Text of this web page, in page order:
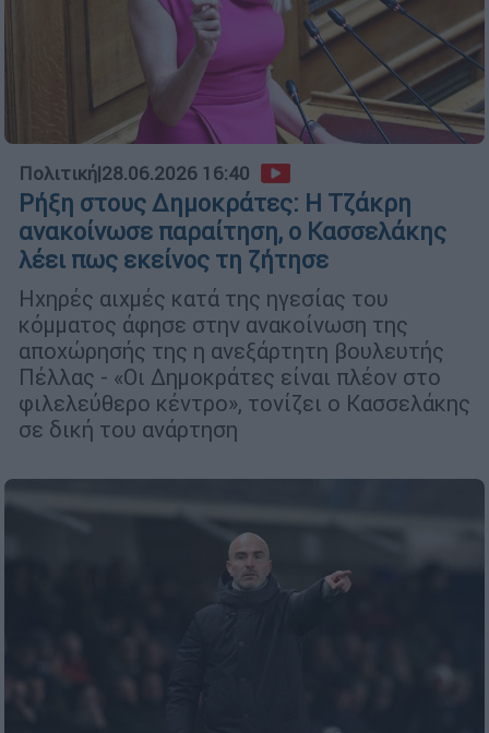
Πολιτική|28.06.2026 16:40
Ρήξη στους Δημοκράτες: Η Τζάκρη
ανακοίνωσε παραίτηση, ο Κασσελάκης
λέει πως εκείνος τη ζήτησε
Ηχηρές αιχμές κατά της ηγεσίας του
κόμματος άφησε στην ανακοίνωση της
αποχώρησής της η ανεξάρτητη βουλευτής
Πέλλας - «Οι Δημοκράτες είναι πλέον στο
φιλελεύθερο κέντρο», τονίζει ο Κασσελάκης
σε δική του ανάρτηση